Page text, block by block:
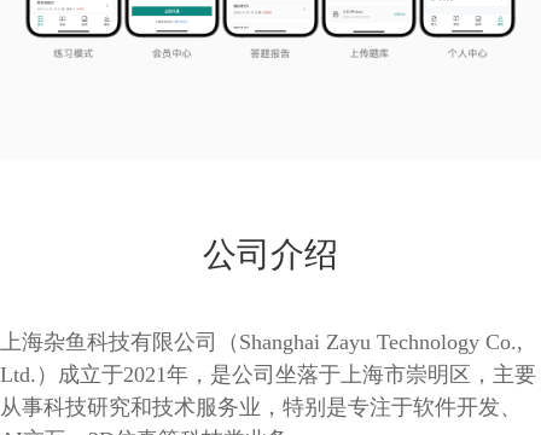
公司介绍
上海杂鱼科技有限公司（Shanghai Zayu Technology Co.,
Ltd.）成立于2021年，是公司坐落于上海市崇明区，主要
从事科技研究和技术服务业，特别是专注于软件开发、